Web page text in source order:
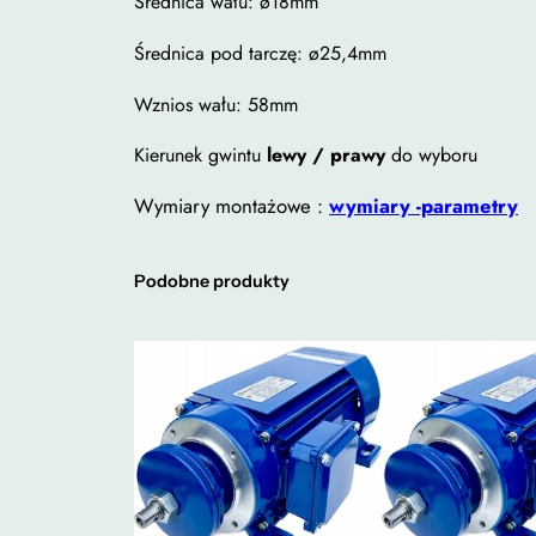
Średnica pod tarczę: ø25,4mm
Wznios wału: 58mm
Kierunek gwintu lewy / prawydo wyboru
Wymiary montażowe : wymiary -parametry
Podobne produkty